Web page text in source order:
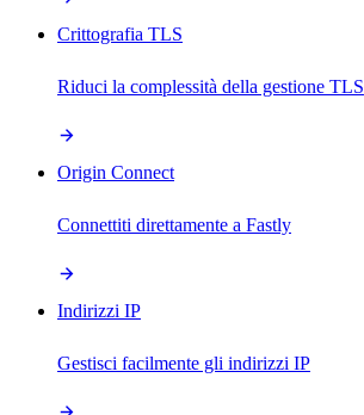
Crittografia TLS
Riduci la complessità della gestione TLS
Origin Connect
Connettiti direttamente a Fastly
Indirizzi IP
Gestisci facilmente gli indirizzi IP